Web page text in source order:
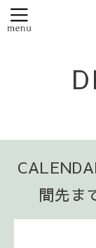
間先ま